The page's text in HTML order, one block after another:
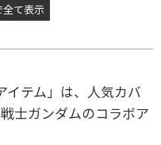
て表示
イテム」は、人気カバ
士ガンダムのコラボア